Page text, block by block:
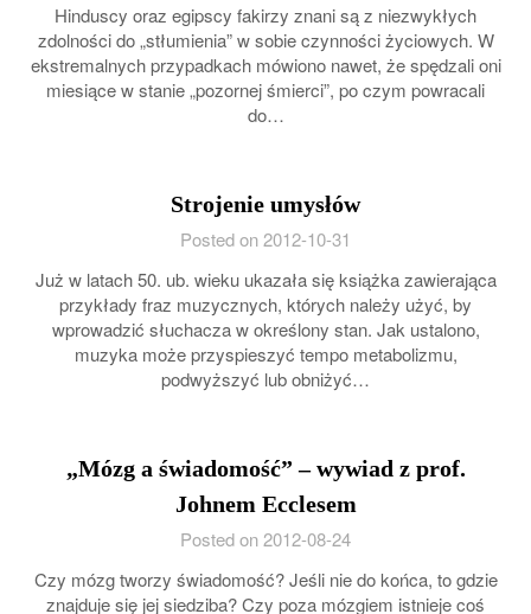
Hinduscy oraz egipscy fakirzy znani są z niezwykłych
zdolności do „stłumienia” w sobie czynności życiowych. W
ekstremalnych przypadkach mówiono nawet, że spędzali oni
miesiące w stanie „pozornej śmierci”, po czym powracali
do…
Strojenie umysłów
Posted on 2012-10-31
Już w latach 50. ub. wieku ukazała się książka zawierająca
przykłady fraz muzycznych, których należy użyć, by
wprowadzić słuchacza w określony stan. Jak ustalono,
muzyka może przyspieszyć tempo metabolizmu,
podwyższyć lub obniżyć…
„Mózg a świadomość” – wywiad z prof.
Johnem Ecclesem
Posted on 2012-08-24
Czy mózg tworzy świadomość? Jeśli nie do końca, to gdzie
znajduje się jej siedziba? Czy poza mózgiem istnieje coś